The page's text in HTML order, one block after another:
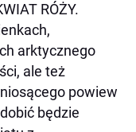
RÓŻY.
arktycznego
ale też
powiew
będzie